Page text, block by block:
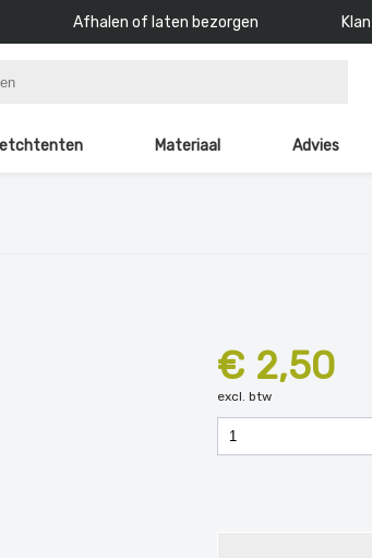
Afhalen of laten bezorgen
Materiaal Advies
€ 2,50
excl. btw